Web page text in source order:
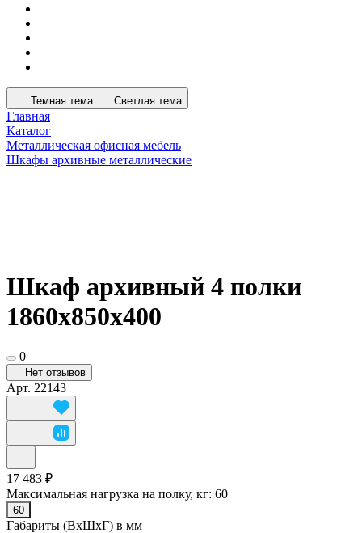
Темная тема Светлая тема
Главная
Каталог
Металлическая офисная мебель
Шкафы архивные металлические
Шкаф архивный 4 полки
1860х850х400
0
Нет отзывов
Арт. 22143
17 483 ₽
Максимальная нагрузка на полку, кг: 60
60
Габариты (ВхШхГ) в мм